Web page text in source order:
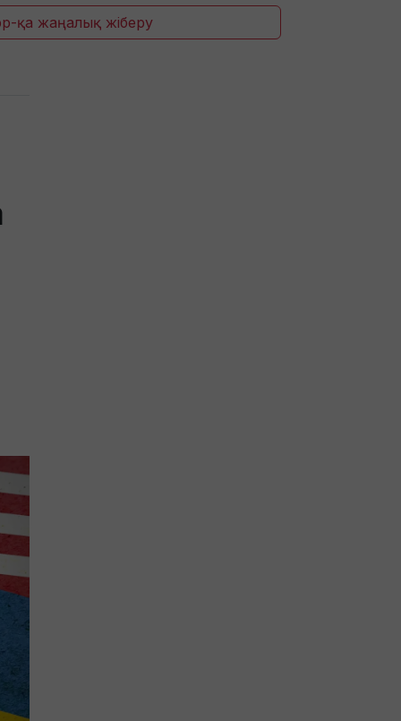
қа жаңалық жіберу